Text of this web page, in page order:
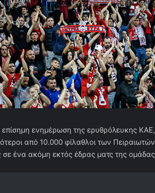
ενημέρωση της ερυθρόλευκης
από 10.000 φίλαθλοι των
σε ένα ακόμη εκτός έδρας ματς της